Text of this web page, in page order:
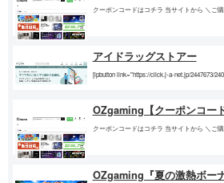
クーポンコードはコチラ 当サイトから ＼ご購
アイドラッグストアー
[lpbutton link="https://click.j-a-net.jp/2447673/
OZgaming【クーポンコー
クーポンコードはコチラ 当サイトから ＼ご購
OZgaming『夏の激熱ボー